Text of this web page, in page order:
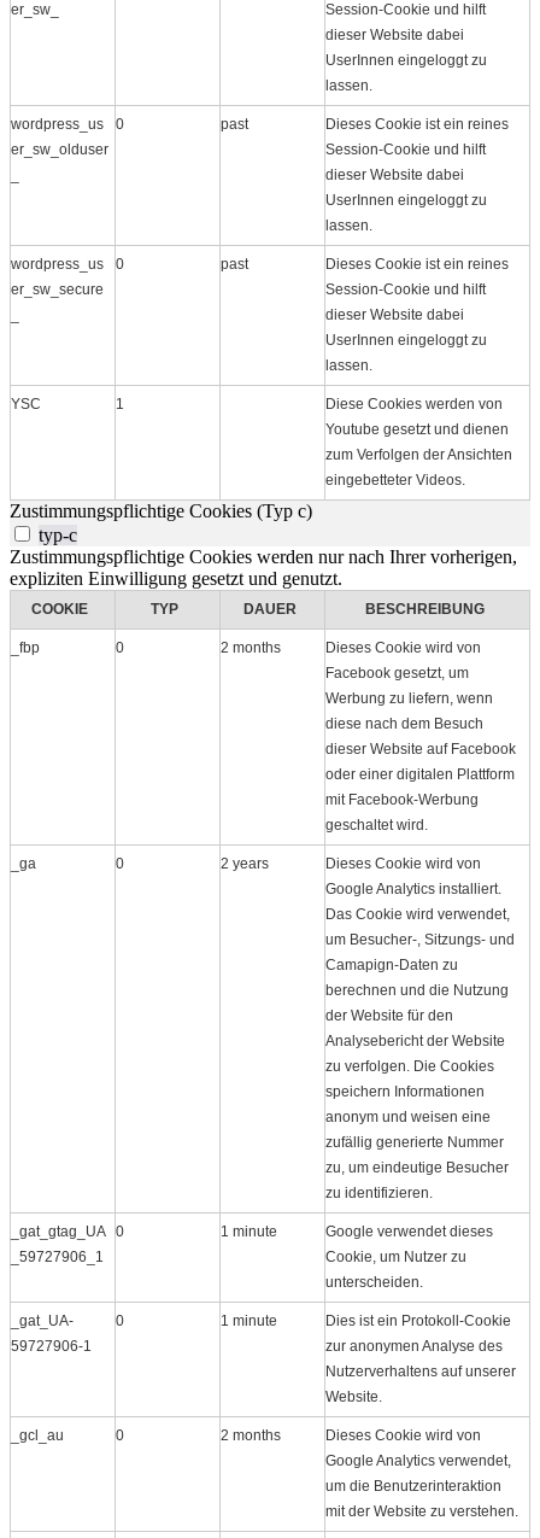
er_sw_
Session-Cookie und hilft
dieser Website dabei
UserInnen eingeloggt zu
lassen.
wordpress_us
er_sw_olduser
0 past
Dieses Cookie ist ein reines
Session-Cookie und hilft
dieser Website dabei
UserInnen eingeloggt zu
lassen.
wordpress_us
er_sw_secure
0 past
Dieses Cookie ist ein reines
Session-Cookie und hilft
dieser Website dabei
UserInnen eingeloggt zu
lassen.
YSC 1
Diese Cookies werden von
Youtube gesetzt und dienen
zum Verfolgen der Ansichten
eingebetteter Videos.
Zustimmungspflichtige Cookies (Typ c)
typ-c
Zustimmungspflichtige Cookies werden nur nach Ihrer vorherigen,
expliziten Einwilligung gesetzt und genutzt.
COOKIE TYP DAUER BESCHREIBUNG
_fbp 0 2 months
Dieses Cookie wird von
Facebook gesetzt, um
Werbung zu liefern, wenn
diese nach dem Besuch
dieser Website auf Facebook
oder einer digitalen Plattform
mit Facebook-Werbung
geschaltet wird.
_ga 0 2 years
Dieses Cookie wird von
Google Analytics installiert.
Das Cookie wird verwendet,
um Besucher-, Sitzungs- und
Camapign-Daten zu
berechnen und die Nutzung
der Website für den
Analysebericht der Website
zu verfolgen. Die Cookies
speichern Informationen
anonym und weisen eine
zufällig generierte Nummer
zu, um eindeutige Besucher
zu identifizieren.
_gat_gtag_UA
_59727906_1
0 1 minute
Google verwendet dieses
Cookie, um Nutzer zu
unterscheiden.
_gat_UA-
59727906-1
0 1 minute
Dies ist ein Protokoll​-Cookie
zur anonymen Analyse des
Nutzerverhaltens auf unserer
Website.
_gcl_au 0 2 months
Dieses Cookie wird von
Google Analytics verwendet,
um die Benutzerinteraktion
mit der Website zu verstehen.